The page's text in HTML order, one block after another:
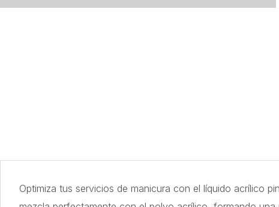
Optimiza tus servicios de manicura con el líquido acrílico